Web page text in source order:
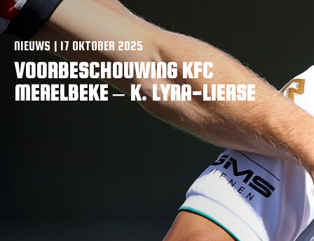
NIEUWS | 17 OKTOBER 2025
VOORBESCHOUWING KFC
MERELBEKE – K. LYRA-LIERSE